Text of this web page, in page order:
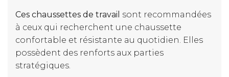
Ces chaussettes de travail sont recommandées
à ceux qui recherchent une chaussette
confortable et résistante au quotidien. Elles
possèdent des renforts aux parties
stratégiques.